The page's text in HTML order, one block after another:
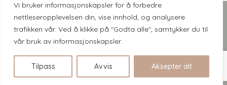
Vi bruker informasjonskapsler for å forbedre
nettleseropplevelsen din, vise innhold, og analysere
trafikken vår. Ved å klikke på "Godta alle", samtykker du til
vår bruk av informasjonskapsler.
Tilpass Avvis Aksepter alt
2026 © Norsk Roseforening - Innholdet er beskyttet av
åndsverksloven. Kopiering er derav ikke tillatt uten skriftlig